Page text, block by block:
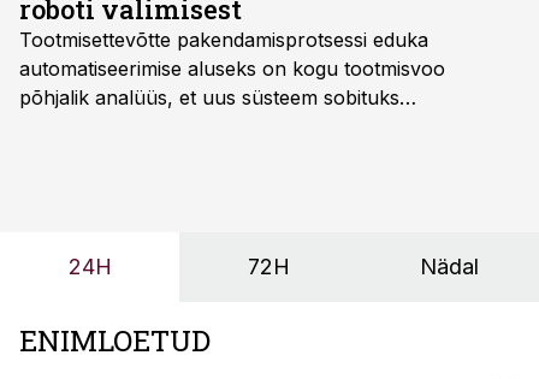
roboti valimisest
Tootmisettevõtte pakendamisprotsessi eduka
automatiseerimise aluseks on kogu tootmisvoo
põhjalik analüüs, et uus süsteem sobituks
OÜ tegevjuht Sander Mitendorf.
24H 72H Nädal
ENIMLOETUD